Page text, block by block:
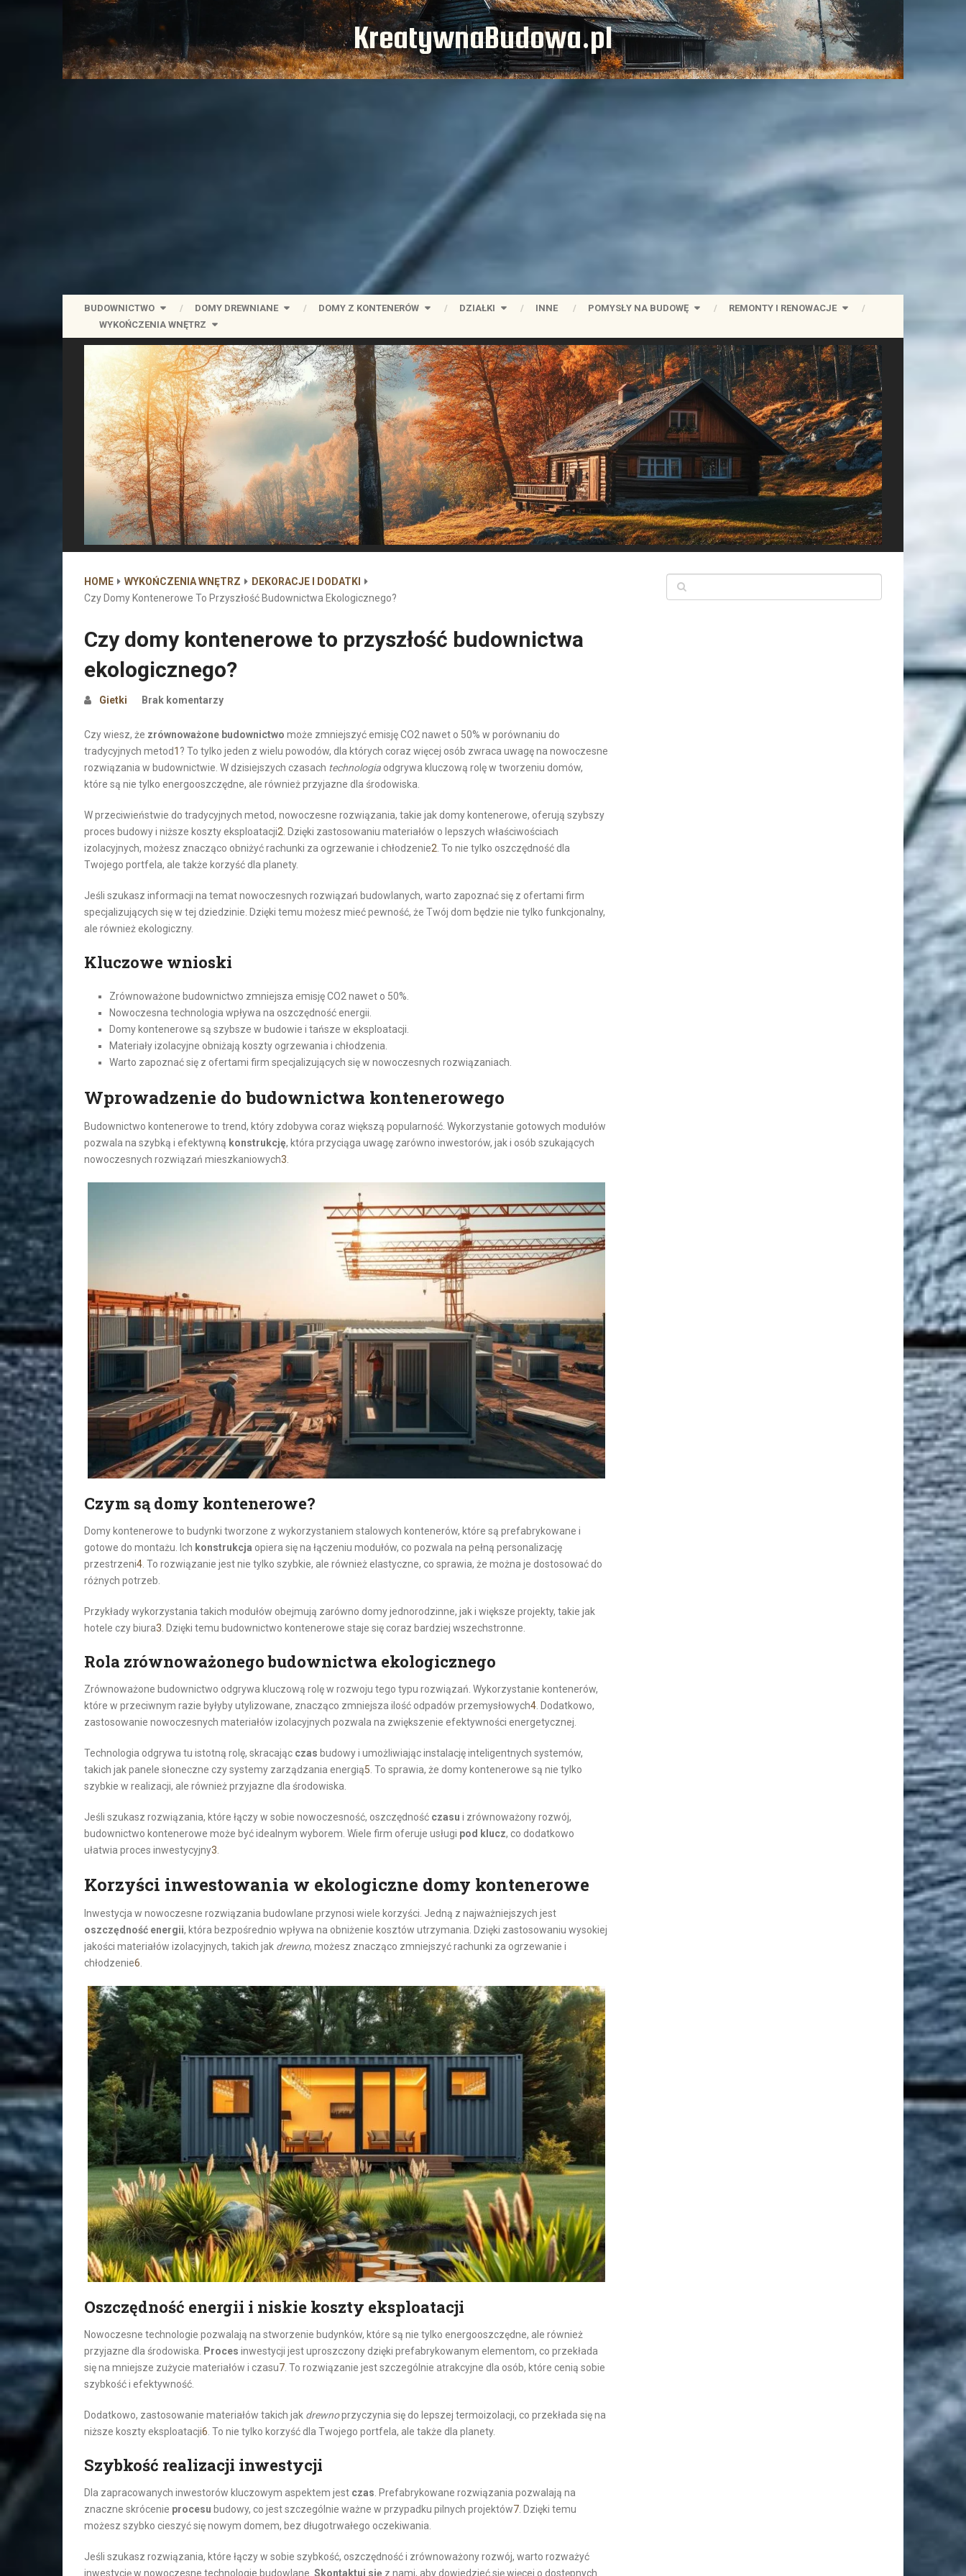
KreatywnaBudowa.pl
BUDOWNICTWO DOMY DREWNIANE DOMY Z KONTENERÓW DZIAŁKI INNE POMYSŁY NA BUDOWĘ
REMONTY I RENOWACJE
WYKOŃCZENIA WNĘTRZ
HOME WYKOŃCZENIA WNĘTRZ
DEKORACJE I DODATKI
Czy Domy Kontenerowe To Przyszłość Budownictwa Ekologicznego?
Czy domy kontenerowe to przyszłość budownictwa
ekologicznego?
Gietki Brak komentarzy
Czy wiesz, że zrównoważone budownictwo może zmniejszyć emisję CO2 nawet o 50% w porównaniu do
tradycyjnych metod1 ? To tylko jeden z wielu powodów, dla których coraz więcej osób zwraca uwagę na nowoczesne
rozwiązania w budownictwie. W dzisiejszych czasach technologia odgrywa kluczową rolę w tworzeniu domów,
które są nie tylko energooszczędne, ale również przyjazne dla środowiska.
W przeciwieństwie do tradycyjnych metod, nowoczesne rozwiązania, takie jak domy kontenerowe, oferują szybszy
proces budowy i niższe koszty eksploatacji2 . Dzięki zastosowaniu materiałów o lepszych właściwościach
izolacyjnych, możesz znacząco obniżyć rachunki za ogrzewanie i chłodzenie2 . To nie tylko oszczędność dla
Twojego portfela, ale także korzyść dla planety.
Jeśli szukasz informacji na temat nowoczesnych rozwiązań budowlanych, warto zapoznać się z ofertami firm
specjalizujących się w tej dziedzinie. Dzięki temu możesz mieć pewność, że Twój dom będzie nie tylko funkcjonalny,
ale również ekologiczny.
Kluczowe wnioski
Zrównoważone budownictwo zmniejsza emisję CO2 nawet o 50%.
Nowoczesna technologia wpływa na oszczędność energii.
Domy kontenerowe są szybsze w budowie i tańsze w eksploatacji.
Materiały izolacyjne obniżają koszty ogrzewania i chłodzenia.
Warto zapoznać się z ofertami firm specjalizujących się w nowoczesnych rozwiązaniach.
Wprowadzenie do budownictwa kontenerowego
Budownictwo kontenerowe to trend, który zdobywa coraz większą popularność. Wykorzystanie gotowych modułów
pozwala na szybką i efektywną konstrukcję, która przyciąga uwagę zarówno inwestorów, jak i osób szukających
nowoczesnych rozwiązań mieszkaniowych3.
Czym są domy kontenerowe?
Domy kontenerowe to budynki tworzone z wykorzystaniem stalowych kontenerów, które są prefabrykowane i
gotowe do montażu. Ich konstrukcja opiera się na łączeniu modułów, co pozwala na pełną personalizację
przestrzeni4 . To rozwiązanie jest nie tylko szybkie, ale również elastyczne, co sprawia, że można je dostosować do
różnych potrzeb.
Przykłady wykorzystania takich modułów obejmują zarówno domy jednorodzinne, jak i większe projekty, takie jak
hotele czy biura3 . Dzięki temu budownictwo kontenerowe staje się coraz bardziej wszechstronne.
Rola zrównoważonego budownictwa ekologicznego
Zrównoważone budownictwo odgrywa kluczową rolę w rozwoju tego typu rozwiązań. Wykorzystanie kontenerów,
które w przeciwnym razie byłyby utylizowane, znacząco zmniejsza ilość odpadów przemysłowych4 . Dodatkowo,
zastosowanie nowoczesnych materiałów izolacyjnych pozwala na zwiększenie efektywności energetycznej.
Technologia odgrywa tu istotną rolę, skracając czas budowy i umożliwiając instalację inteligentnych systemów,
takich jak panele słoneczne czy systemy zarządzania energią5 . To sprawia, że domy kontenerowe są nie tylko
szybkie w realizacji, ale również przyjazne dla środowiska.
Jeśli szukasz rozwiązania, które łączy w sobie nowoczesność, oszczędność czasu i zrównoważony rozwój,
budownictwo kontenerowe może być idealnym wyborem. Wiele firm oferuje usługi pod klucz, co dodatkowo
ułatwia proces inwestycyjny3
Korzyści inwestowania w ekologiczne domy kontenerowe
Inwestycja w nowoczesne rozwiązania budowlane przynosi wiele korzyści. Jedną z najważniejszych jest
oszczędność energii, która bezpośrednio wpływa na obniżenie kosztów utrzymania. Dzięki zastosowaniu wysokiej
jakości materiałów izolacyjnych, takich jak drewno, możesz znacząco zmniejszyć rachunki za ogrzewanie i
chłodzenie6
Oszczędność energii i niskie koszty eksploatacji
Nowoczesne technologie pozwalają na stworzenie budynków, które są nie tylko energooszczędne, ale również
przyjazne dla środowiska. Proces inwestycji jest uproszczony dzięki prefabrykowanym elementom, co przekłada
się na mniejsze zużycie materiałów i czasu7 . To rozwiązanie jest szczególnie atrakcyjne dla osób, które cenią sobie
szybkość i efektywność.
Dodatkowo, zastosowanie materiałów takich jak drewnoprzyczynia się do lepszej termoizolacji, co przekłada się na
niższe koszty eksploatacji6 . To nie tylko korzyść dla Twojego portfela, ale także dla planety.
Szybkość realizacji inwestycji
Dla zapracowanych inwestorów kluczowym aspektem jest czas . Prefabrykowane rozwiązania pozwalają na
znaczne skrócenie procesu budowy, co jest szczególnie ważne w przypadku pilnych projektów7 . Dzięki temu
możesz szybko cieszyć się nowym domem, bez długotrwałego oczekiwania.
Jeśli szukasz rozwiązania, które łączy w sobie szybkość, oszczędność i zrównoważony rozwój, warto rozważyć
inwestycję w nowoczesne technologie budowlane. Skontaktuj się z nami, aby dowiedzieć się więcej o dostępnych